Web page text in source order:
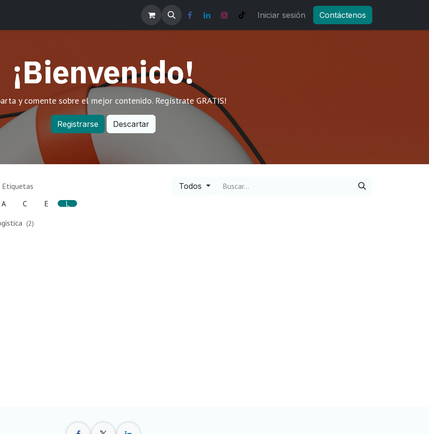
EMPLEOS Noticias y actualizaciones Tienda
Iniciar sesión Contáctenos
¡Bienvenido!
y comente sobre el mejor contenido. Regístrate GRATIS!
Registrarse Descartar
Etiquetas
Todos
A C E
L
(2)